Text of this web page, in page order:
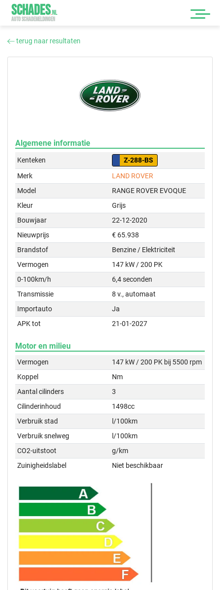
SCHADES.NL
AUTO SCHADEMELDINGEN
terug naar resultaten
Algemene informatie
Kenteken
Z-288-BS
Merk
LAND ROVER
Model
RANGE ROVER EVOQUE
Kleur
Grijs
Bouwjaar
22-12-2020
Nieuwprijs
€ 65.938
Brandstof
Benzine / Elektriciteit
Vermogen
147 kW / 200 PK
0-100km/h
6,4 seconden
Transmissie
8 v., automaat
Importauto
Ja
APK tot
21-01-2027
Motor en milieu
Vermogen
147 kW / 200 PK bij 5500 rpm
Koppel
Nm
Aantal cilinders
3
Cilinderinhoud
1498cc
Verbruik stad
l/100km
Verbruik snelweg
l/100km
CO2-uitstoot
g/km
Zuinigheidslabel
Niet beschikbaar